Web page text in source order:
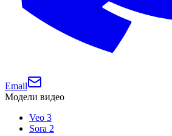
Email
Модели видео
Veo 3
Sora 2